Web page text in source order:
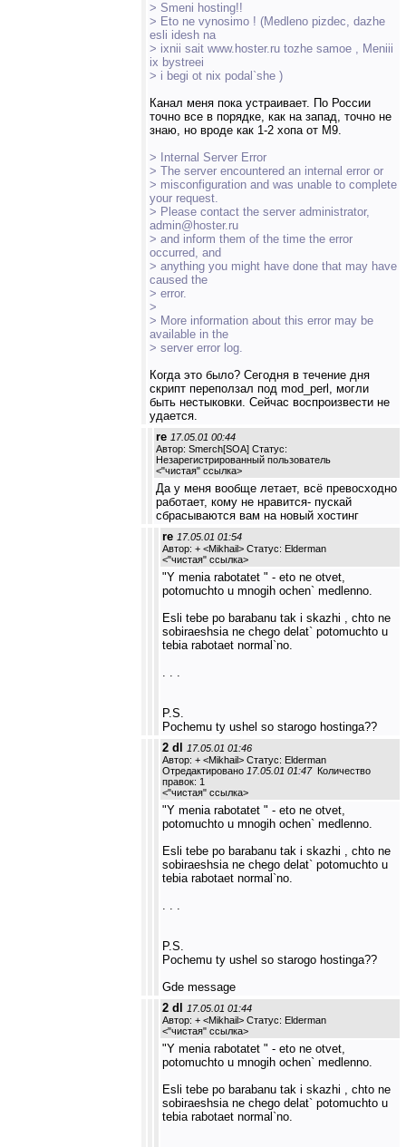
> Smeni hosting!!
> Eto ne vynosimo ! (Medleno pizdec, dazhe
esli idesh na
> ixnii sait www.hoster.ru tozhe samoe , Meniii
ix bystreei
> i begi ot nix podal`she )
Канал меня пока устраивает. По России
точно все в порядке, как на запад, точно не
знаю, но вроде как 1-2 хопа от M9.
> Internal Server Error
> The server encountered an internal error or
> misconfiguration and was unable to complete
your request.
> Please contact the server administrator,
admin@hoster.ru
> and inform them of the time the error
occurred, and
> anything you might have done that may have
caused the
> error.
>
> More information about this error may be
available in the
> server error log.
Когда это было? Сегодня в течение дня
скрипт переползал под mod_perl, могли
быть нестыковки. Сейчас воспроизвести не
удается.
re 17.05.01 00:44
Автор: Smerch[SOA] Статус:
Незарегистрированный пользователь
<"чистая" ссылка>
Да у меня вообще летает, всё превосходно
работает, кому не нравится- пускай
сбрасываются вам на новый хостинг
re 17.05.01 01:54
Автор: + <Mikhail> Статус: Elderman
<"чистая" ссылка>
"Y menia rabotatet " - eto ne otvet,
potomuchto u mnogih ochen` medlenno.
Esli tebe po barabanu tak i skazhi , chto ne
sobiraeshsia ne chego delat` potomuchto u
tebia rabotaet normal`no.
. . .
P.S.
Pochemu ty ushel so starogo hostinga??
2 dl
17.05.01 01:46
Автор: + <Mikhail> Статус: Elderman
Отредактировано 17.05.01 01:47Количество
правок: 1
<"чистая" ссылка>
"Y menia rabotatet " - eto ne otvet,
potomuchto u mnogih ochen` medlenno.
Esli tebe po barabanu tak i skazhi , chto ne
sobiraeshsia ne chego delat` potomuchto u
tebia rabotaet normal`no.
. . .
P.S.
Pochemu ty ushel so starogo hostinga??
Gde message
2 dl
17.05.01 01:44
Автор: + <Mikhail> Статус: Elderman
<"чистая" ссылка>
"Y menia rabotatet " - eto ne otvet,
potomuchto u mnogih ochen` medlenno.
Esli tebe po barabanu tak i skazhi , chto ne
sobiraeshsia ne chego delat` potomuchto u
tebia rabotaet normal`no.